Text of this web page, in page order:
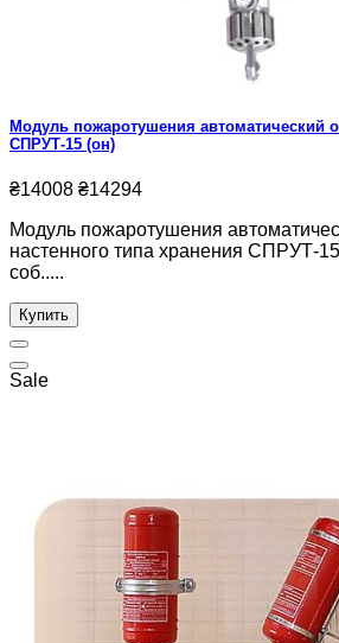
Модуль пожаротушения автоматический
СПРУТ-15 (он)
₴14008 ₴14294
Модуль пожаротушения
настенного типа хранения СПРУТ-
соб.....
Купить
Sale